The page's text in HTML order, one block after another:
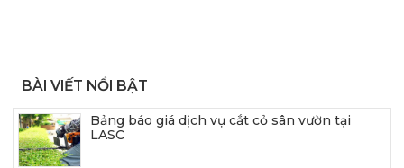
BÀI VIẾT NỔI BẬT
Bảng báo giá dịch vụ cắt cỏ sân vườn tại
LASC